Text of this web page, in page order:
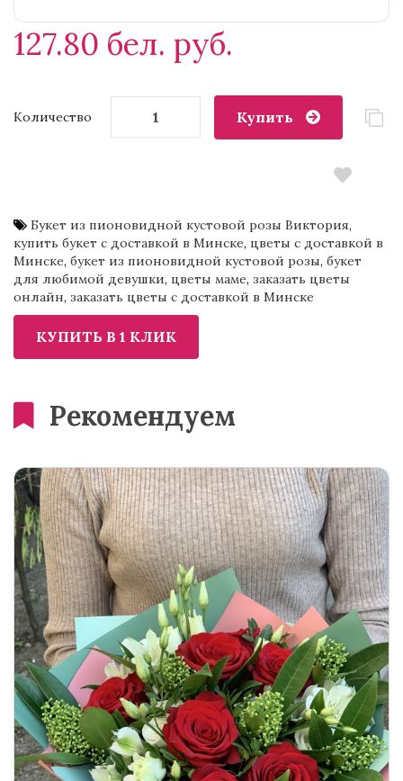
127.80 бел. руб.
Количество Купить
Букет из пионовидной кустовой розы Виктория,
купить букет с доставкой в Минске, цветы с доставкой в
Минске, букет из пионовидной кустовой розы, букет
для любимой девушки, цветы маме, заказать цветы
онлайн, заказать цветы с доставкой в Минске
Рекомендуем